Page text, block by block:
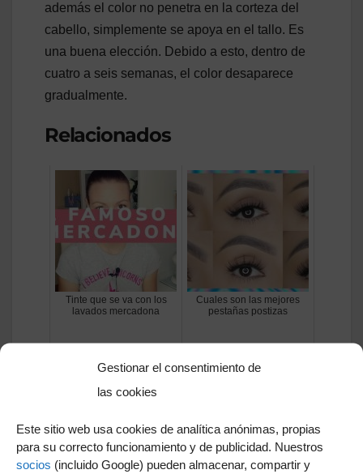
Gestionar el consentimiento de
las cookies
Este sitio web usa cookies de analítica anónimas, propias
para su correcto funcionamiento y de publicidad. Nuestros
socios (incluido Google) pueden almacenar, compartir y
además el color no penetra en la corteza del
cabello, simplemente se apoya en el tallo. Es
una buena elección. Debido a esto, dentro de
cuatro a seis semanas, el color desaparece
gradualmente.
Relacionados
Tinte que se va con los
lavados mercadona
Cuales son las mejores
pestañas postizas